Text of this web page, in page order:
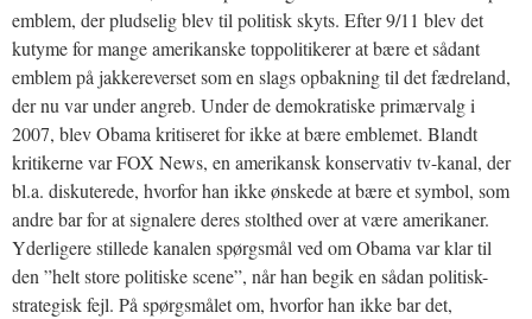
emblem, der pludselig blev til politisk skyts. Efter 9/11 blev det
kutyme for mange amerikanske toppolitikerer at bære et sådant
emblem på jakkereverset som en slags opbakning til det fædreland,
der nu var under angreb. Under de demokratiske primærvalg i
2007, blev Obama kritiseret for ikke at bære emblemet. Blandt
kritikerne var FOX News, en amerikansk konservativ tv-kanal, der
bl.a. diskuterede, hvorfor han ikke ønskede at bære et symbol, som
andre bar for at signalere deres stolthed over at være amerikaner.
Yderligere stillede kanalen spørgsmål ved om Obama var klar til
den ”helt store politiske scene”, når han begik en sådan politisk-
strategisk fejl. På spørgsmålet om, hvorfor han ikke bar det,